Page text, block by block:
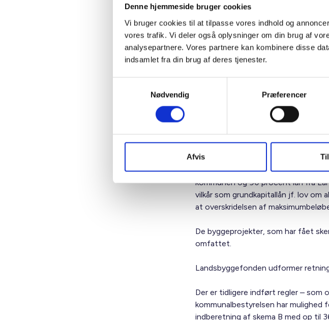
Denne hjemmeside bruger cookies
Vi bruger cookies til at tilpasse vores indhold og
vores trafik. Vi deler også oplysninger om din brug af
analysepartnere. Vores partnere kan kombinere disse
indsamlet fra din brug af deres tjenester.
Nødvendig
Præferencer
Afvis
maksimumbeløbet med op til 20 %.
Ordningen kan anvendes på op til
juni 2024.
Det er samtidig en betingelse, at
byggeprojektet er gennemgået
anskaffelsessummen. Dette skal
byggeriet kun kan gennemføres
Overskridelsen af
kommunen og 90 procent lån fra
vilkår som grundkapitallån jf. lov om
at overskridelsen af
De byggeprojekter, som har fået
omfattet.
Landsbyggefonden udformer
Der er tidligere indført regler – som
kommunalbestyrelsen har
indberetning af skema B med op til